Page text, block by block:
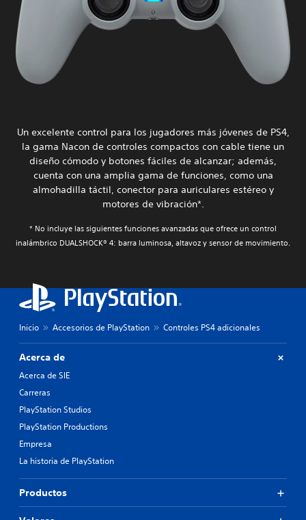
Un excelente control para los jugadores más jóvenes de PS4,
la gama Nacon de controles compactos con cable tiene un
diseño cómodo y botones fáciles de alcanzar; además,
cuenta con una amplia gama de funciones, como una
almohadilla táctil, conector para auriculares estéreo y
motores de vibración*.
* No incluye las siguientes funciones avanzadas que ofrece un control
inalámbrico DUALSHOCK® 4: barra luminosa, altavoz y sensor de movimiento.
Inicio Accesorios de PlayStation Controles PS4 adicionales
Acerca de
Acerca de SIE
Carreras
PlayStation Studios
PlayStation Productions
Empresa
La historia de PlayStation
Productos